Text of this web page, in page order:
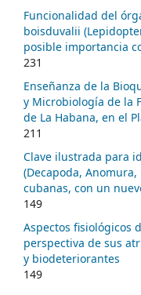
Funcionalidad del
boisduvalii
posible importancia
231
Enseñanza de la
y Microbiología de la
de La Habana, en el
211
Clave ilustrada para
(Decapoda,
cubanas, con un
149
Aspectos fisiológicos
perspectiva de sus
y biodeteriorantes
149